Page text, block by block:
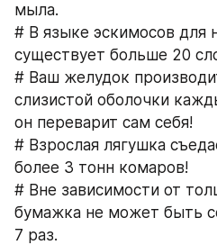
мыла.
# В языке эскимосов для
существует больше 20
# Ваш желудок
слизистой оболочки
он переварит сам себя!
# Взрослая лягушка
более 3 тонн комаров!
# Вне зависимости от
бумажка не может быть
7 раз.